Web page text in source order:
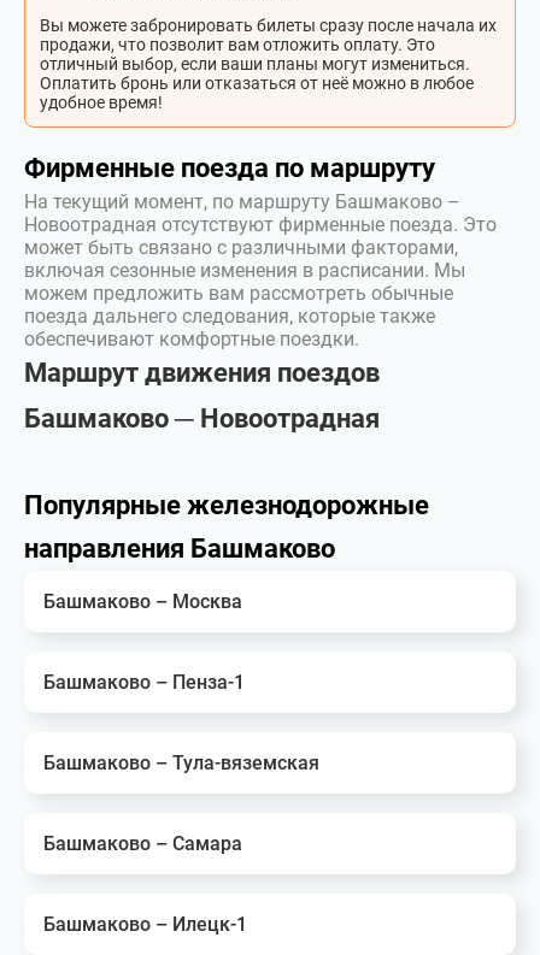
Вы можете забронировать билеты сразу после начала их
продажи, что позволит вам отложить оплату. Это
отличный выбор, если ваши планы могут измениться.
Оплатить бронь или отказаться от неё можно в любое
удобное время!
Фирменные поезда по маршруту
На текущий момент, по маршруту Башмаково –
Новоотрадная отсутствуют фирменные поезда. Это
может быть связано с различными факторами,
включая сезонные изменения в расписании. Мы
можем предложить вам рассмотреть обычные
поезда дальнего следования, которые также
обеспечивают комфортные поездки.
Маршрут движения поездов
Башмаково ─ Новоотрадная
Популярные железнодорожные
направления Башмаково
Башмаково – Москва
Башмаково – Пенза-1
Башмаково – Тула-вяземская
Башмаково – Самара
Башмаково – Илецк-1